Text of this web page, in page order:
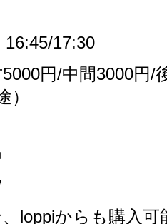
16:45/17:30
5000円/中間3000円/
）
loppiからも購入可